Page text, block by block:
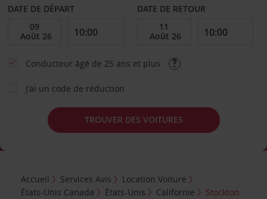
DATE DE DÉPART DATE DE RETOUR
Conducteur âgé de 25 ans et plus
J’ai un code de réduction
TROUVER DES VOITURES
Accueil Services Avis
Location Voiture
États-Unis Canada
États-Unis Californie Stockton